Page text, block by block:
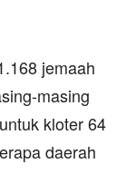
jemaah
masing
kloter 64
daerah